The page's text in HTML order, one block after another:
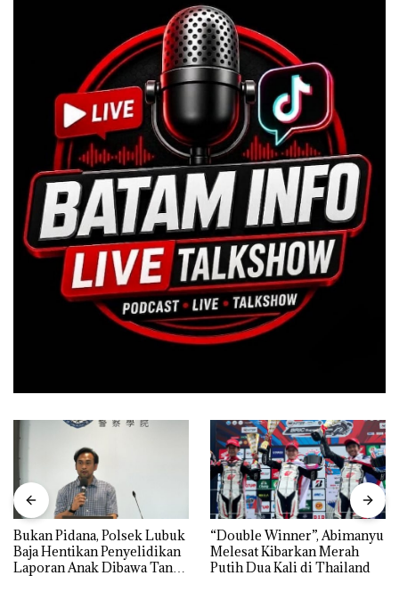
Bukan Pidana, Polsek Lubuk
Baja Hentikan Penyelidikan
Laporan Anak Dibawa Tanpa
“Double Winner”, Abimanyu
Melesat Kibarkan Merah
Putih Dua Kali di Thailand